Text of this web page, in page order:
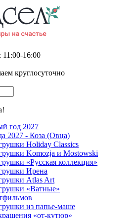
11:00-16:00
круглосуточно
год 2027
2027 - Коза (Овца)
Holiday Classics
Komozja и Mostowski
«Русская коллекция»
Ирена
Atlas Art
«Ватные»
из папье-маше
«от-кутюр»